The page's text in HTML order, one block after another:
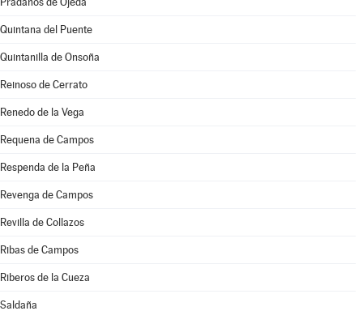
Quintana del Puente
Quintanilla de Onsoña
Reinoso de Cerrato
Renedo de la Vega
Requena de Campos
Respenda de la Peña
Revenga de Campos
Revilla de Collazos
Ribas de Campos
Riberos de la Cueza
Saldaña